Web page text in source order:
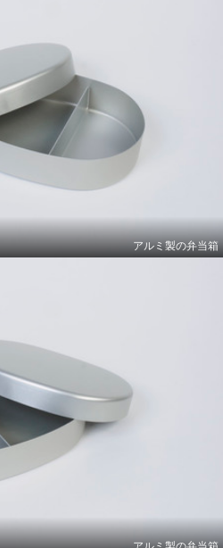
アルミ製の弁当箱